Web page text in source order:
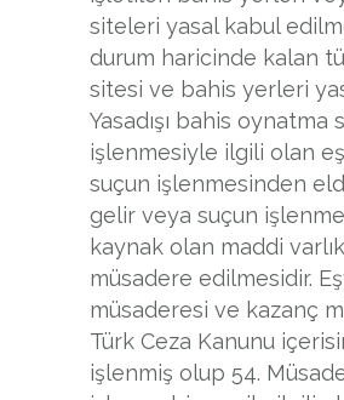
siteleri yasal kabul
durum haricinde kalan
sitesi ve bahis yerleri
Yasadışı bahis oynatma
işlenmesiyle ilgili olan
suçun işlenmesinden
gelir veya suçun
kaynak olan maddi
müsadere edilmesidir.
müsaderesi ve kazanç
Türk Ceza Kanunu
işlenmiş olup 54.